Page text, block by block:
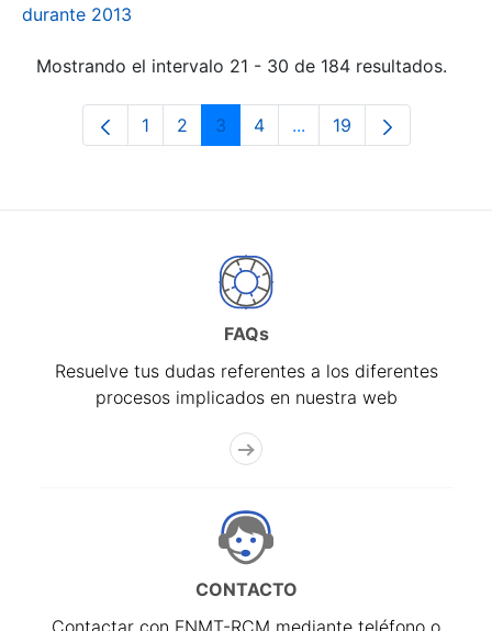
durante 2013
Mostrando el intervalo 21 - 30 de 184 resultados.
Página
1 Página
2 Página
3 Página
4 ...Páginas intermedias
Página
19
FAQs
Resuelve tus dudas referentes a los diferentes
procesos implicados en nuestra web
CONTACTO
Contactar con FNMT-RCM mediante teléfono o